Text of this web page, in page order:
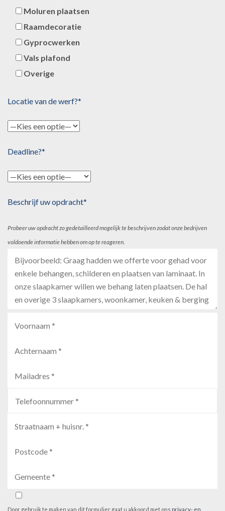
Moluren plaatsen
Raamdecoratie
Gyprocwerken
Vals plafond
Overige
Locatie van de werf?*
Deadline?*
Beschrijf uw opdracht*
Probeer uw opdracht zo gedetailleerd mogelijk te beschrijven zodat onze bedrijven
voldoende informatie hebben om op te reageren.
Door gebruik te maken van dit formulier gaat u akkoord met ons privacy- en